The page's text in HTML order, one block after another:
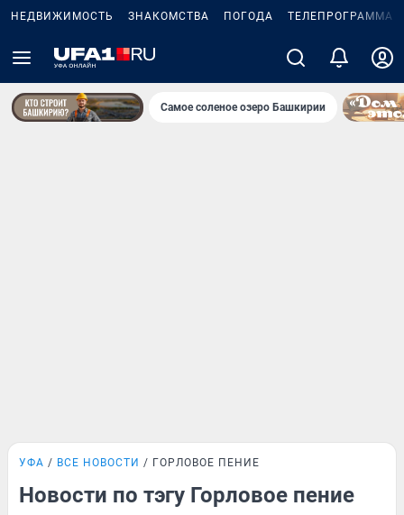
НЕДВИЖИМОСТЬ ЗНАКОМСТВА ПОГОДА ТЕЛЕПРОГРАММА
Самое соленое озеро Башкирии
УФА ВСЕ НОВОСТИ ГОРЛОВОЕ ПЕНИЕ
Новости по тэгу Горловое пение